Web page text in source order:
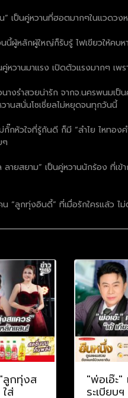
เป็นคู่หวานที่ฮอตมากๆในแวดว
นี้ผู้หลักผู้ใหญ่ก็รับรู้ ไฟเขียวให้คบ
หวานมาแรง เปิดตัวแรงมากๆ เ
นางรำสวยน่ารัก จากจ.นครพนมเ
านสนั่นโซเชี่ยลไม่หยุดจนทุกวันนี้
หัวใจที่รู้กันดี ก็มี “ลำไย ไหทอง
ๆ
ายสยาม” เป็นคู่หวานนักร้อง ที่เ
“ลูกทุ่งอินดี้” ที่เมื่อรักใครแล้ว
ลูกทุ่งส
ส่
"พ่อเอ๊ะ
ระเบียบ